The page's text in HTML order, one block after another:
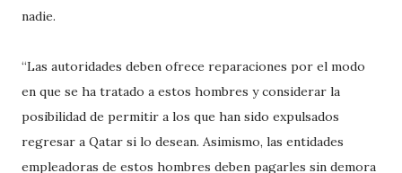
nadie.
“Las autoridades deben ofrece reparaciones por el modo
en que se ha tratado a estos hombres y considerar la
posibilidad de permitir a los que han sido expulsados
regresar a Qatar si lo desean. Asimismo, las entidades
empleadoras de estos hombres deben pagarles sin demora